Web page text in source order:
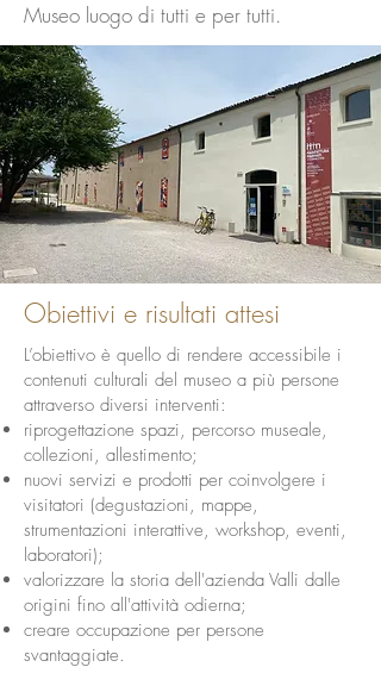
Museo luogo di tutti e per tutti.
Obiettivi e risultati attesi
L’obiettivo è quello di rendere accessibile i
contenuti culturali del museo a più persone
attraverso diversi interventi:
riprogettazione spazi, percorso museale,
collezioni, allestimento;
nuovi servizi e prodotti per coinvolgere i
visitatori (degustazioni, mappe,
strumentazioni interattive, workshop, eventi,
laboratori);
valorizzare la storia dell'azienda Valli dalle
origini fino all'attività odierna;
creare occupazione per persone
svantaggiate.